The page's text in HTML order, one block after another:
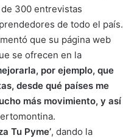
300 entrevistas
de todo el país.
que su página web
se ofrecen en la
por ejemplo, que
desde qué países me
más movimiento, y así
Tu Pyme’, dando la